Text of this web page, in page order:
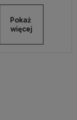
Pokaż
więcej